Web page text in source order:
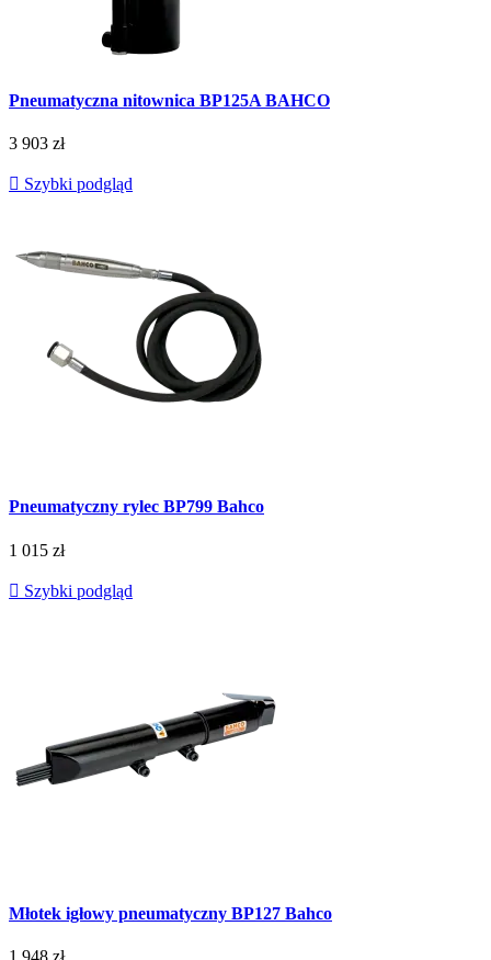
Pneumatyczna nitownica BP125A BAHCO
3 903 zł
 Szybki podgląd
Pneumatyczny rylec BP799 Bahco
1 015 zł
 Szybki podgląd
Młotek igłowy pneumatyczny BP127 Bahco